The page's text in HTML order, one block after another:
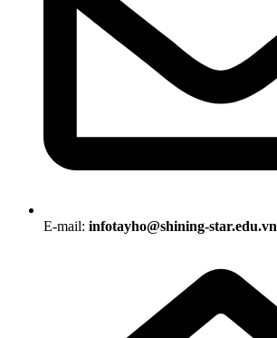
E-mail: infotayho@shining-star.edu.vn